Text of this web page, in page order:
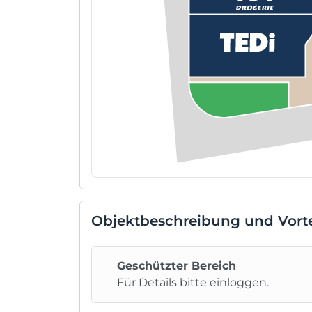
Objektbeschreibung und
Geschützter Bereich
Für Details bitte einloggen.